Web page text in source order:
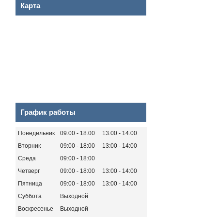
Карта
График работы
Понедельник 09:00 18:00 13:00
14:00
Вторник
09:00 18:00 13:00
14:00
Среда
09:00
18:00
Четверг
09:00 18:00 13:00
14:00
Пятница
09:00 18:00 13:00
14:00
Суббота
Выходной
Воскресенье
Выходной